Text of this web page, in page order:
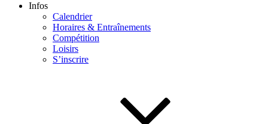
Infos
Calendrier
Horaires & Entraînements
Compétition
Loisirs
S’inscrire